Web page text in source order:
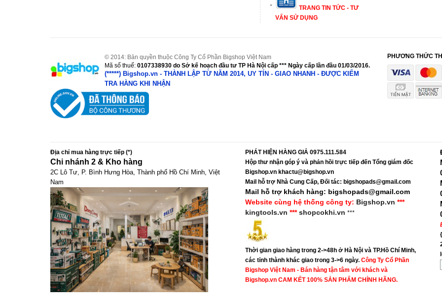
TRANG TIN TỨC - TƯ
VẤN SỬ DỤNG
© 2014: Bản quyền thuộc Công Ty Cổ Phần Bigshop Việt Nam
Mã số thuế: 0107338930 do Sở kế hoạch đầu tư TP Hà Nội cấp *** Ngày cấp lần đầu 01/03/2016.
(*****) Bigshop.vn - THÀNH LẬP TỪ NĂM 2014, UY TÍN - GIAO NHANH - ĐƯỢC KIỂM
TRA HÀNG KHI NHẬN
PHƯƠNG THỨC
Địa chỉ mua hàng trực tiếp (*)
Chi nhánh 2 & Kho hàng
2C Lô Tư, P. Bình Hưng Hòa, Thành phố Hồ Chí Minh, Việt
Nam
PHÁT HIỆN HÀNG GIẢ 0975.111.584
Hộp thư nhận góp ý và phản hồi trực tiếp đến Tổng giám đốc
Bigshop.vn khactu@bigshop.vn
Mail hỗ trợ Nhà Cung Cấp, Đối tác: bigshopads@gmail.com
Mail hỗ trợ khách hàng: bigshopads@gmail.com
Website cùng hệ thống công ty: Bigshop.vn ***
kingtools.vn ***shopcokhi.vn ***
Thời gian giao hàng trong 2->48h ở Hà Nội và TP.Hồ Chí Minh,
các tỉnh thành khác giao trong 3->6 ngày. Công Ty Cổ Phần
Bigshop Việt Nam - Bán hàng tận tâm với khách và
Bigshop.vn CAM KẾT 100% SẢN PHẨM CHÍNH HÃNG.